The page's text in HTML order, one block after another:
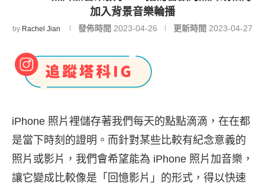
加入背景音樂輪播
by Rachel Jian 發佈時間 2023-04-26 更新時間 2023-04-27
iPhone 照片裡儲存著我們每天的點點滴滴，在在都
是當下時刻的證明。而針對某些比較有紀念意義的
照片或影片，我們會希望能為 iPhone 照片加音樂，
讓它變成比較像是「回憶影片」的形式，得以快速